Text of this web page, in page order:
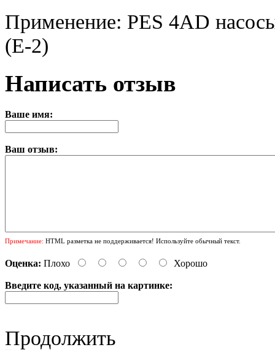
Применение: PES 4AD
(E-2)
Написать отзыв
Ваше имя:
Ваш отзыв:
Примечание: HTML разметка не поддерживается! Используйте обычный текст.
Оценка: Плохо Хорошо
Введите код, указанный на картинке:
Продолжить